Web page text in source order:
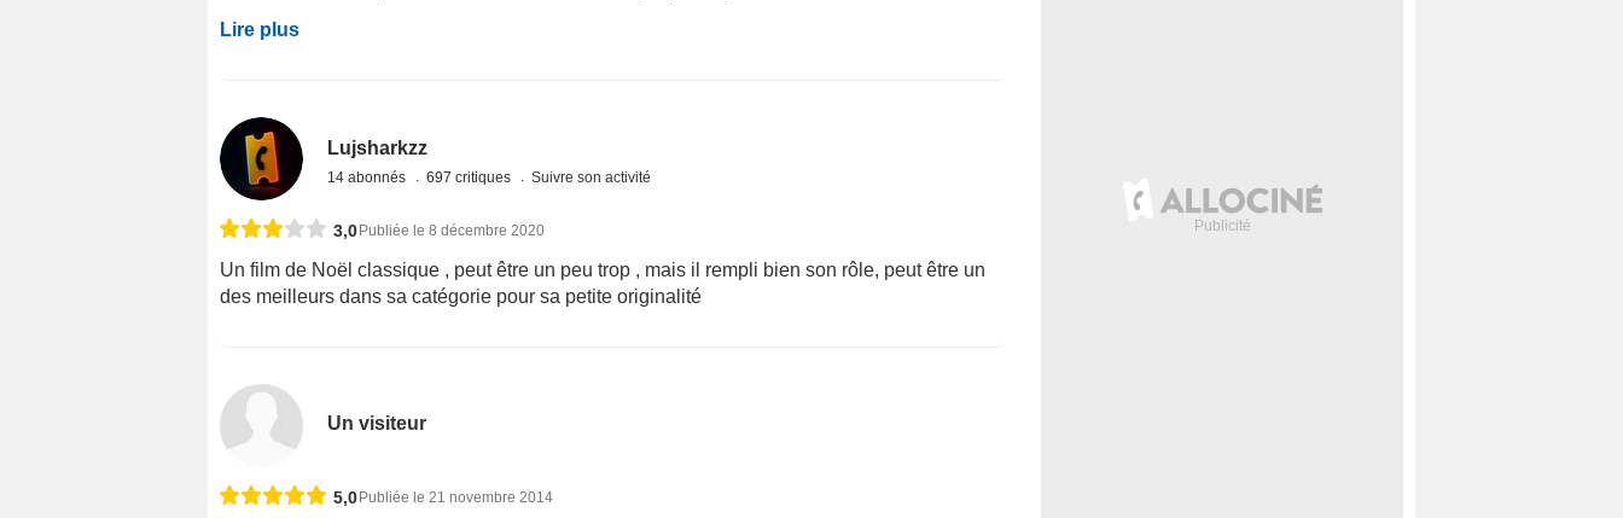
Lire plus
Lujsharkzz
14 abonnés 697 critiques Suivre son activité
3,0Publiée le 8 décembre 2020
Un film de Noël classique , peut être un peu trop , mais il rempli bien son rôle, peut être un
des meilleurs dans sa catégorie pour sa petite originalité
Un visiteur
5,0Publiée le 21 novembre 2014